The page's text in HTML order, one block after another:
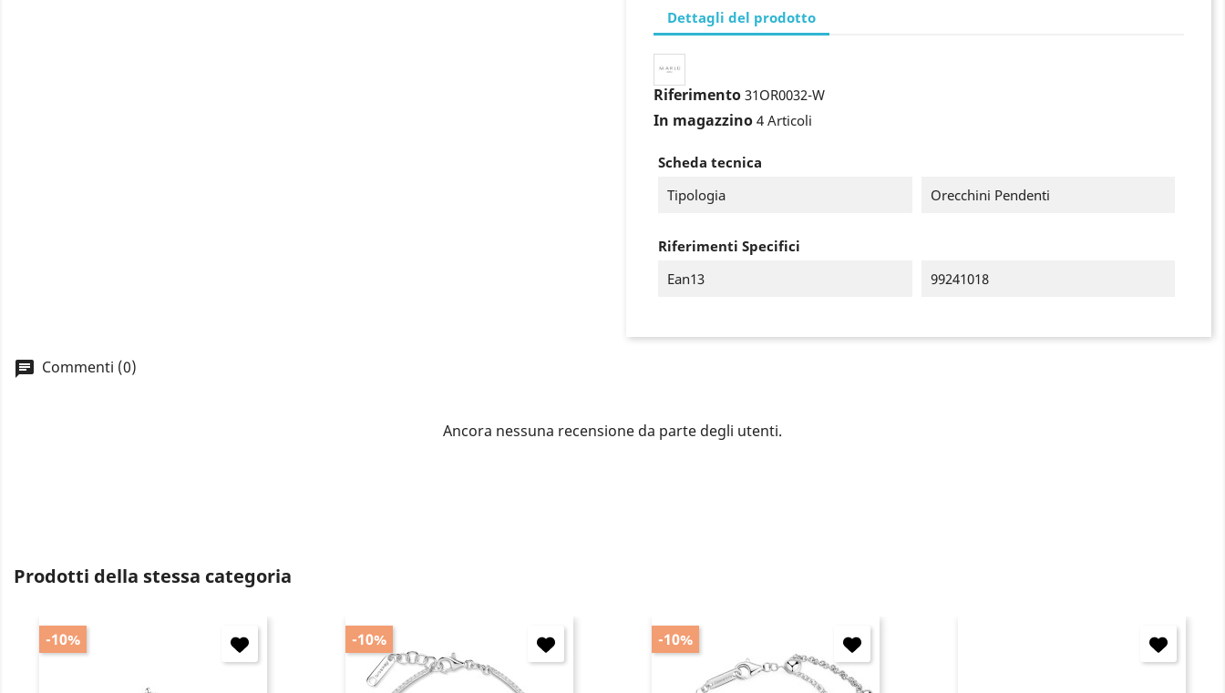
Dettagli del prodotto
Riferimento 31OR0032-W
In magazzino 4 Articoli
Scheda tecnica
Tipologia
Orecchini Pendenti
Riferimenti Specifici
Ean13
99241018
Commenti (0)
Ancora nessuna recensione da parte degli utenti.
Prodotti della stessa categoria
-10% -10% -10%
Accedi